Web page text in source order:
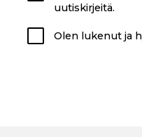
uutiskirjeitä.
Olen lukenut ja